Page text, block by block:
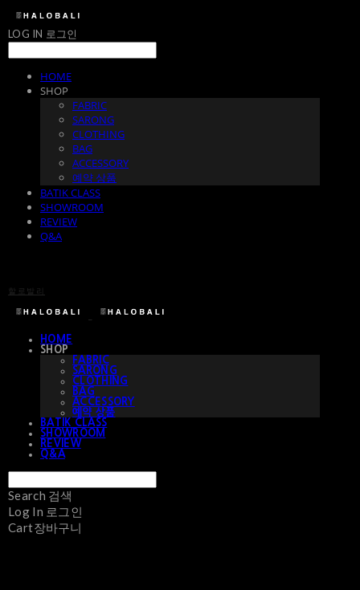
LOG IN 로그인
HOME
SHOP
FABRIC
SARONG
CLOTHING
BAG
ACCESSORY
예약 상품
BATIK CLASS
SHOWROOM
REVIEW
Q&A
할로발리
HOME
SHOP
FABRIC
SARONG
CLOTHING
BAG
ACCESSORY
예약 상품
BATIK CLASS
SHOWROOM
REVIEW
Q&A
Search 검색
Log In 로그인
Cart장바구니